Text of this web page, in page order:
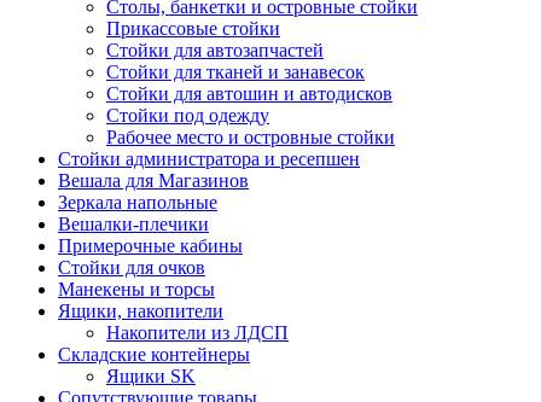
Столы, банкетки и островные стойки
Прикассовые стойки
Стойки для автозапчастей
Стойки для тканей и занавесок
Стойки для автошин и автодисков
Стойки под одежду
Рабочее место и островные стойки
Стойки администратора и ресепшен
Вешала для Магазинов
Зеркала напольные
Вешалки-плечики
Примерочные кабины
Стойки для очков
Манекены и торсы
Ящики, накопители
Накопители из ЛДСП
Складские контейнеры
Ящики SK
Сопутствующие товары